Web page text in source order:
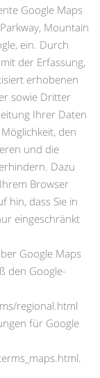
Google Maps
Mountain
ein. Durch
der Erfassung,
erhobenen
sowie Dritter
Ihrer Daten
den
und die
Dazu
Browser
hin, dass Sie in
eingeschränkt
Google Maps
den Google-
regional.html
für Google